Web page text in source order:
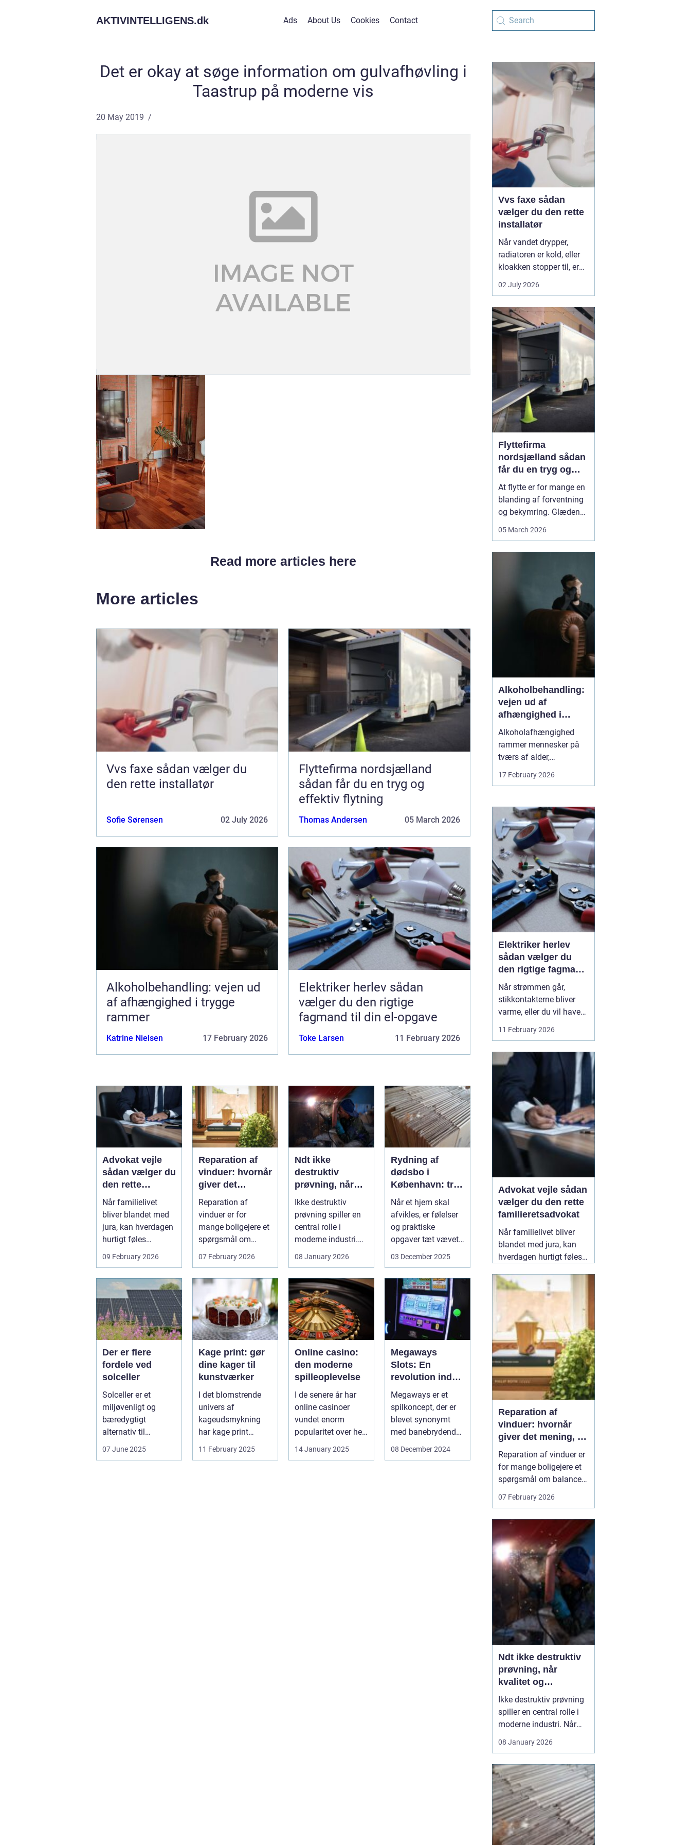
AKTIVINTELLIGENS.dk Ads About Us Cookies Contact
Det er okay at søge information om gulvafhøvling i
Taastrup på moderne vis
20 May 2019
Read more articles here
More articles
Vvs faxe sådan vælger du
den rette installatør
Sofie Sørensen 02 July 2026
Flyttefirma nordsjælland
sådan får du en tryg og
effektiv flytning
Thomas Andersen 05 March 2026
Alkoholbehandling: vejen ud
af afhængighed i trygge
rammer
Katrine Nielsen 17 February 2026
Elektriker herlev sådan
vælger du den rigtige
fagmand til din el-opgave
Toke Larsen 11 February 2026
Advokat vejle
sådan vælger du
den rette
familieretsadvok
at
Når familielivet
bliver blandet med
jura, kan hverdagen
hurtigt føles
uoverskuelig.
Uenighed om børn...
09 February 2026
Reparation af
vinduer: hvornår
giver det
mening, og hvad
skal du vælge?
Reparation af
vinduer er for
mange boligejere et
spørgsmål om
balance. På den
07 February 2026
Ndt ikke
destruktiv
prøvning, når
kvalitet og
sikkerhed er
afgørende
Ikke destruktiv
prøvning spiller en
central rolle i
moderne industri.
trykbærende u...
08 January 2026
Rydning af
dødsbo i
København: tryg
proces og
respekt for boet
Når et hjem skal
afvikles, er følelser
og praktiske
opgaver tæt vævet
samme...
03 December 2025
Der er flere
fordele ved
solceller
Solceller er et
miljøvenligt og
bæredygtigt
alternativ til
07 June 2025
Kage print: gør
dine kager til
kunstværker
I det blomstrende
univers af
kageudsmykning
har kage print
revolutioneret
måden, hvorpå ...
11 February 2025
Online casino:
den moderne
spilleoplevelse
I de senere år har
online casinoer
vundet enorm
popularitet over hele
teknolog...
14 January 2025
Megaways
Slots: En
revolution inden
for online
spilleautomater
Megaways er et
spilkoncept, der er
blevet synonymt
med banebrydende
innovation inden for
08 December 2024
Vvs faxe sådan
vælger du den rette
installatør
Når vandet drypper,
radiatoren er kold, eller
kloakken stopper til, er
en dygtig VVS-installatør
ikke bare rar at have det
Faxe-området findes der
flere firmaer, der kan
hjælpe, men kvalitet,
responstid og rådgivning
varierer m...
02 July 2026
Flyttefirma
nordsjælland sådan
får du en tryg og
effektiv flytning
At flytte er for mange en
blanding af forventning
og bekymring. Glæden
ved et nyt hjem bliver
logistik, der skal gå op.
Flyttefirma Nordsjæ...
05 March 2026
Alkoholbehandling:
vejen ud af
afhængighed i
trygge rammer
Alkoholafhængighed
rammer mennesker på
tværs af alder,
uddannelse og
baggrund. For mange
Et glas for at falde ned
efter arbejde, lidt ekstra i
weekenden, og pludselig
er alkoholen blevet en
nødve...
17 February 2026
Elektriker herlev
sådan vælger du
den rigtige fagmand
til din el-opgave
Når strømmen går,
stikkontakterne bliver
varme, eller du vil have
ny belysning i hjemmet,
bliver valget af elektriker
Mange søger
efter en
hvordan vurd...
11 February 2026
Advokat vejle sådan
vælger du den rette
familieretsadvokat
Når familielivet bliver
blandet med jura, kan
hverdagen hurtigt føles
om børn, ægteskab, arv
eller bolig handler
sjældent kun om
paragraffer, men også
om følelser, tryghed og
fremtid. I sådan en
situation kan en09
February 2026
Reparation af
vinduer: hvornår
giver det mening, og
hvad skal du
vælge?
Reparation af vinduer er
for mange boligejere et
spørgsmål om balance.
På den ene side vil du
gerne bevare husets
unødvendige udgifter. På
den anden side skal
vinduerne være tætte,
ene...
07 February 2026
Ndt ikke destruktiv
prøvning, når
kvalitet og
sikkerhed er
afgørende
Ikke destruktiv prøvning
spiller en central rolle i
moderne industri. Når
udstyr, tanke eller
kontrolleres, skal det ske
uden at ødelægge
emnet. Her kommerN...
08 January 2026